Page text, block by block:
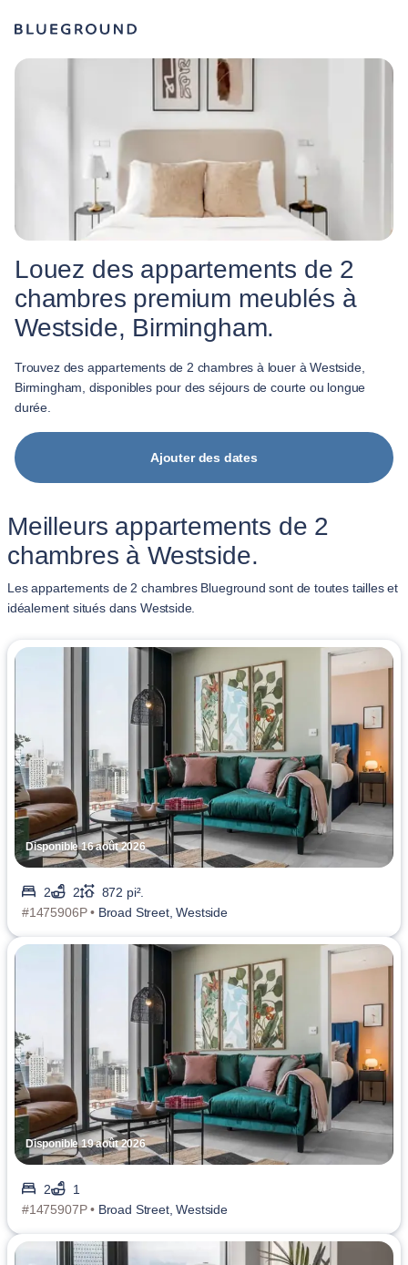
Louez des appartements de 2
chambres premium meublés à
Westside, Birmingham.
Trouvez des appartements de 2 chambres à louer à Westside,
Birmingham, disponibles pour des séjours de courte ou longue
durée.
Ajouter des dates
Meilleurs appartements de 2
chambres à Westside.
Les appartements de 2 chambres Blueground sont de toutes tailles et
idéalement situés dans Westside.
Disponible 16 août 2026
2 2
872 pi².
#1475906P • Broad Street, Westside
Disponible 19 août 2026
2
1
#1475907P • Broad Street, Westside